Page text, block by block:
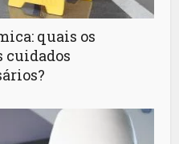
quais os